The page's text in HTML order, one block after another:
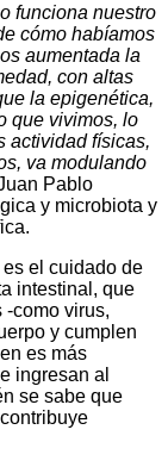
funciona nuestro
cómo habíamos
aumentada la
con altas
la epigenética,
que vivimos, lo
actividad físicas,
va modulando
Pablo
y microbiota y
es el cuidado de
intestinal, que
-como virus,
y cumplen
es más
ingresan al
se sabe que